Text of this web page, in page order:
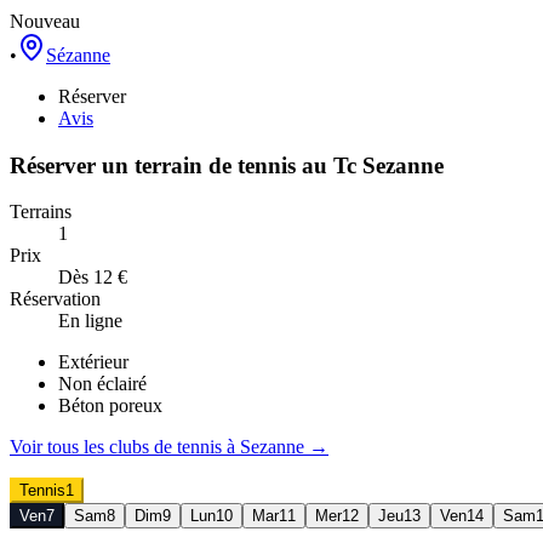
Nouveau
•
Sézanne
Réserver
Avis
Réserver un terrain de tennis au Tc Sezanne
Terrains
1
Prix
Dès 12 €
Réservation
En ligne
Extérieur
Non éclairé
Béton poreux
Voir tous les clubs de tennis à Sezanne →
Tennis1
Ven7 Sam8 Dim9 Lun10 Mar11 Mer12 Jeu13 Ven14 Sam